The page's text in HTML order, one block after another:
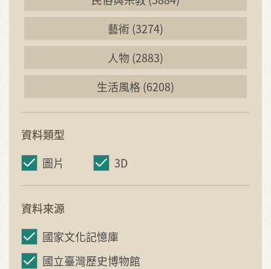
藝術 (3274)
人物 (2883)
生活風格 (6208)
資料類型
圖片
3D
資料來源
國家文化記憶庫
國立臺灣歷史博物館